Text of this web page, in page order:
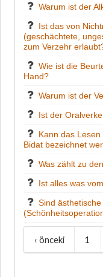
Warum ist der
Ist das von
(geschächtete,
zum Verzehr
Wie ist die
Hand?
Warum ist der
Ist der
Kann das
Bidat bezeichnet
Was zählt zu
Ist alles was
Sind
‹ önceki 1